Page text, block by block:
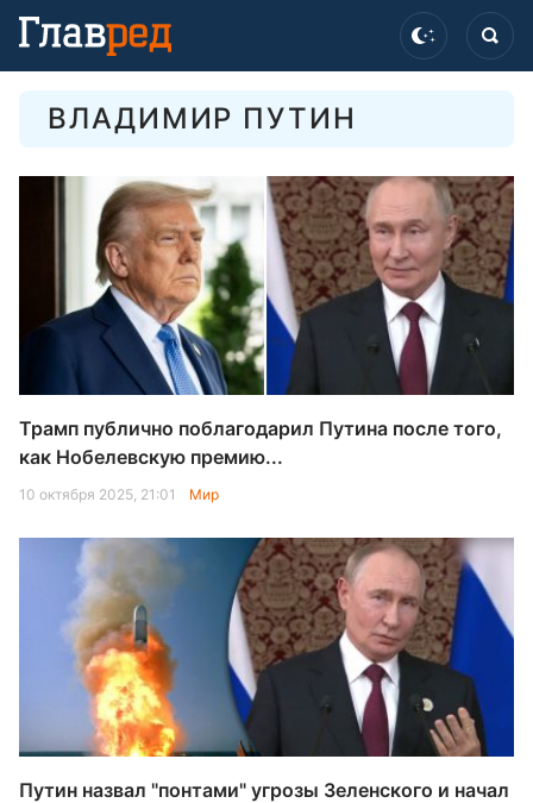
ВЛАДИМИР ПУТИН
Трамп публично поблагодарил Путина после того,
как Нобелевскую премию...
10 октября 2025, 21:01 Мир
Путин назвал "понтами" угрозы Зеленского и начал